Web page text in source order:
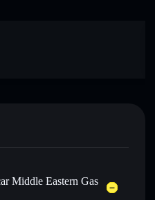
Middle Eastern Gas